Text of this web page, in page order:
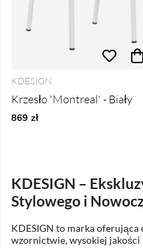
KDESIGN
Krzesło 'Montreal' - Biały
869 zł
KDESIGN –
Stylowego i
KDESIGN to marka oferująca
wzornictwie, wysokiej